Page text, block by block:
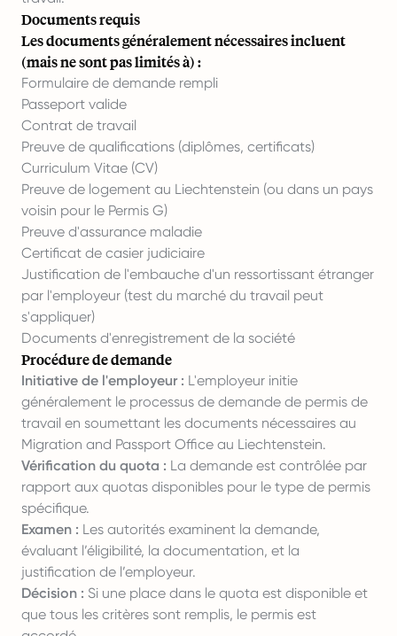
Documents requis
Les documents généralement nécessaires incluent
(mais ne sont pas limités à) :
Formulaire de demande rempli
Passeport valide
Contrat de travail
Preuve de qualifications (diplômes, certificats)
Curriculum Vitae (CV)
Preuve de logement au Liechtenstein (ou dans un pays
voisin pour le Permis G)
Preuve d'assurance maladie
Certificat de casier judiciaire
Justification de l'embauche d'un ressortissant étranger
par l'employeur (test du marché du travail peut
s'appliquer)
Documents d'enregistrement de la société
Procédure de demande
Initiative de l'employeur : L'employeur initie
généralement le processus de demande de permis de
travail en soumettant les documents nécessaires au
Migration and Passport Office au Liechtenstein.
Vérification du quota : La demande est contrôlée par
rapport aux quotas disponibles pour le type de permis
spécifique.
Examen : Les autorités examinent la demande,
évaluant l’éligibilité, la documentation, et la
justification de l’employeur.
Décision : Si une place dans le quota est disponible et
que tous les critères sont remplis, le permis est